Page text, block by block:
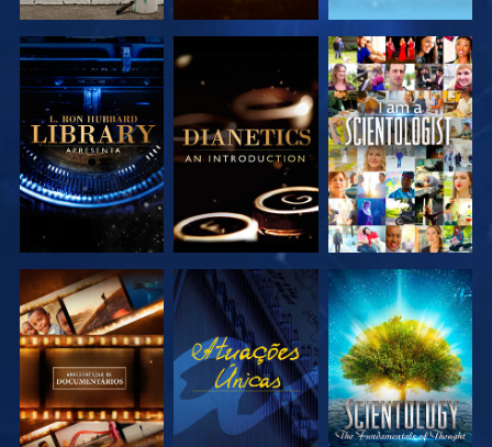
EXPLORAR A
SÉRIE
EXPLORAR A
SÉRIE
VER
EXPLORAR A
SÉRIE
VER
EXPLORAR A
SÉRIE